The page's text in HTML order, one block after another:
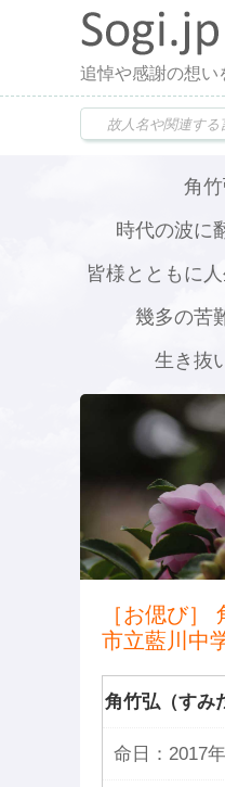
追悼や感謝の想い
角
時代の波に
皆様とともに
幾多の苦
生き抜
［お偲び］
市立藍川中
角竹弘（すみ
命日： 2017